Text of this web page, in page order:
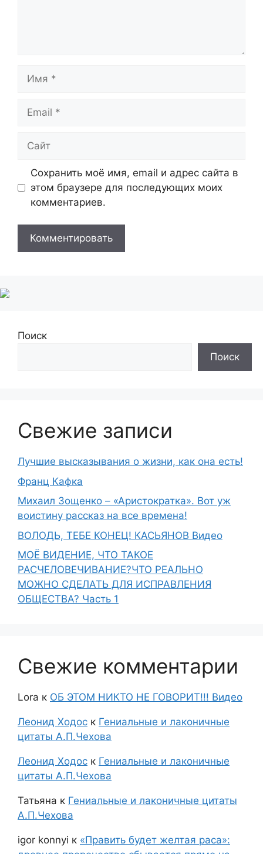
Сохранить моё имя, email и адрес сайта в
этом браузере для последующих моих
комментариев.
Поиск
Поиск
Свежие записи
Лучшие высказывания о жизни, как она есть!
Франц Кафка
Михаил Зощенко – «Аристократка». Вот уж
воистину рассказ на все времена!
ВОЛОДЬ, ТЕБЕ КОНЕЦ! КАСЬЯНОВ Видео
МОЁ ВИДЕНИЕ, ЧТО ТАКОЕ
РАСЧЕЛОВЕЧИВАНИЕ?ЧТО РЕАЛЬНО
МОЖНО СДЕЛАТЬ ДЛЯ ИСПРАВЛЕНИЯ
ОБЩЕСТВА? Часть 1
Свежие комментарии
Lora к ОБ ЭТОМ НИКТО НЕ ГОВОРИТ!!! Видео
Леонид Ходос к Гениальные и лаконичные
цитаты А.П.Чехова
Леонид Ходос к Гениальные и лаконичные
цитаты А.П.Чехова
Татьяна к Гениальные и лаконичные цитаты
А.П.Чехова
igor konnyi к «Править будет желтая раса»: